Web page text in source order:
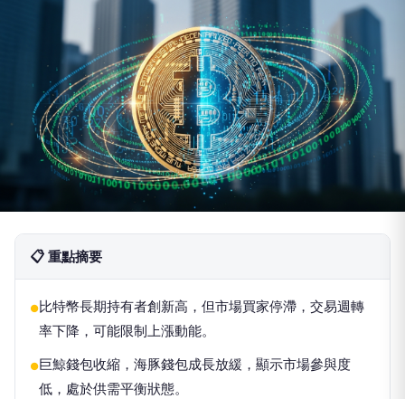
📋 重點摘要
●比特幣長期持有者創新高，但市場買家停滯，交易週轉
率下降，可能限制上漲動能。
●巨鯨錢包收縮，海豚錢包成長放緩，顯示市場參與度
低，處於供需平衡狀態。